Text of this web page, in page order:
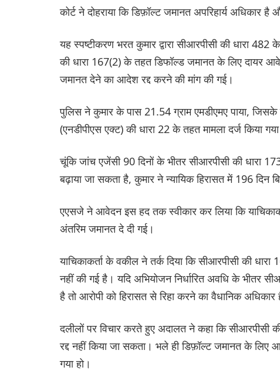
कोर्ट ने दोहराया कि डिफ़ॉल्ट जमानत अपरिहार्य
यह स्पष्टीकरण भरत कुमार द्वारा सीआरपीसी की धारा
की धारा 167(2) के तहत डिफॉल्ड जमानत के लिए दायर
जमानत देने का आदेश रद्द करने की मांग की गई।
पुलिस ने कुमार के पास 21.54 ग्राम एमडीएमए पाया,
(एनडीपीएस एक्ट) की धारा 22 के तहत मामला दर्ज किया
चूंकि जांच एजेंसी 90 दिनों के भीतर सीआरपीसी की धारा
बढ़ाया जा सकता है, कुमार ने न्यायिक हिरासत में 196 दिन
एएसजे ने आवेदन इस हद तक स्वीकार कर लिया कि
अंतरिम जमानत दे दी गई।
याचिकाकर्ता के वकील ने तर्क दिया कि सीआरपीसी की
नहीं की गई है। यदि अभियोजन निर्धारित अवधि के भीतर
है तो आरोपी को हिरासत से रिहा करने का वैधानिक अधिकार
दलीलों पर विचार करते हुए अदालत ने कहा कि सीआरपीसी
रद्द नहीं किया जा सकता। भले ही डिफ़ॉल्ट जमानत के लिए
गया हो।